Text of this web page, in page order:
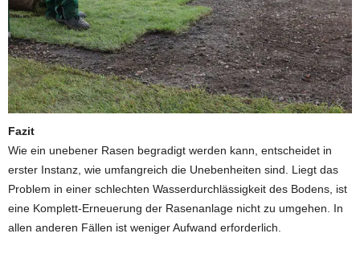
Fazit
Wie ein unebener Rasen begradigt werden kann, entscheidet in
erster Instanz, wie umfangreich die Unebenheiten sind. Liegt das
Problem in einer schlechten Wasserdurchlässigkeit des Bodens, ist
eine Komplett-Erneuerung der Rasenanlage nicht zu umgehen. In
allen anderen Fällen ist weniger Aufwand erforderlich.